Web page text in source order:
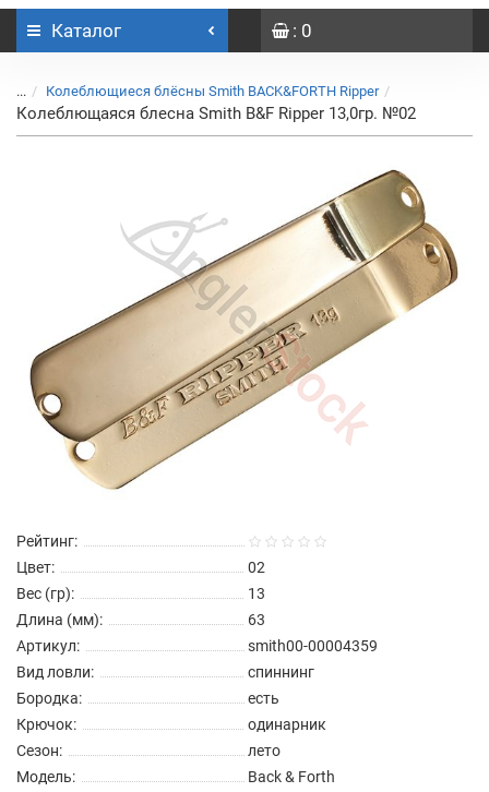
Каталог : 0
... Колеблющиеся блёсны Smith BACK&FORTH Ripper
Колеблющаяся блесна Smith B&F Ripper 13,0гр. №02
Рейтинг:
Цвет:
02
Вес (гр):
13
Длина (мм):
63
Артикул:
smith00-00004359
Вид ловли:
спиннинг
Бородка:
есть
Крючок:
одинарник
Сезон:
лето
Модель:
Back & Forth